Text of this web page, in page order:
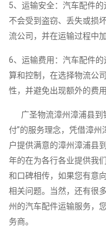
5、运输安全：汽车配件
不会受到盗窃、丢失或损
流公司，并在运输过程中
6、运输费用：汽车配件
算和控制，在选择物流公
性，并避免出现额外的费用
广圣物流漳州漳浦县到
付”的服务理念，凭借漳
户提供满意的漳州漳浦县
年的在为各行各业提供我
和口碑相传，如果您有意
相关问题。当然，还有很
州的汽车配件运输服务，
务商。